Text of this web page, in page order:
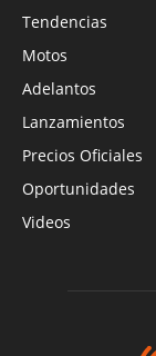
Tendencias
Motos
Adelantos
Lanzamientos
Precios Oficiales
Oportunidades
Videos